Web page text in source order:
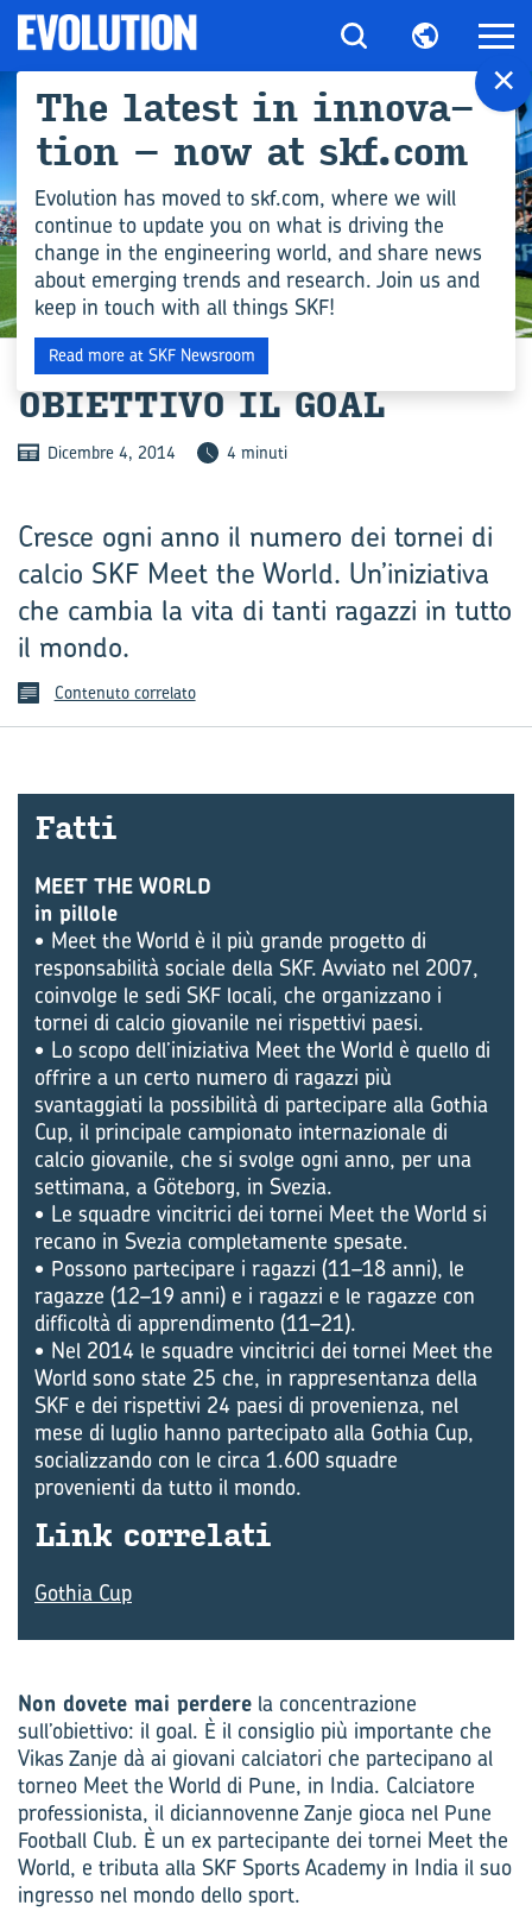
INDUSTRIA
OBIET­TI­VO IL GOAL
Dicembre 4, 2014 4 minuti
Cresce ogni anno il numero dei tornei di
calcio SKF Meet the World. Un’iniziativa
che cambia la vita di tanti ragazzi in tutto
il mondo.
Contenuto correlato
Fatti
MEET THE WORLD
in pillole
• Meet the World è il più grande progetto di
responsabilità sociale della SKF. Avviato nel 2007,
coinvolge le sedi SKF locali, che organizzano i
tornei di calcio giovanile nei rispettivi paesi.
• Lo scopo dell’iniziativa Meet the World è quello di
offrire a un certo numero di ragazzi più
svantaggiati la possibilità di partecipare alla Gothia
Cup, il principale campionato internazionale di
calcio giovanile, che si svolge ogni anno, per una
settimana, a Göteborg, in Svezia.
• Le squadre vincitrici dei tornei Meet the World si
recano in Svezia completamente spesate.
• Possono partecipare i ragazzi (11–18 anni), le
ragazze (12–19 anni) e i ragazzi e le ragazze con
difficoltà di apprendimento (11–21).
• Nel 2014 le squadre vincitrici dei tornei Meet the
World sono state 25 che, in rappresentanza della
SKF e dei rispettivi 24 paesi di provenienza, nel
mese di luglio hanno partecipato alla Gothia Cup,
socializzando con le circa 1.600 squadre
provenienti da tutto il mondo.
Link cor­re­la­ti
Gothia Cup
Non dovete mai perdere la concentrazione
sull’obiettivo: il goal. È il consiglio più importante che
Vikas Zanje dà ai giovani calciatori che partecipano al
torneo Meet the World di Pune, in India. Calciatore
professionista, il diciannovenne Zanje gioca nel Pune
Football Club. È un ex partecipante dei tornei Meet the
World, e tributa alla SKF Sports Academy in India il suo
ingresso nel mondo dello sport.
×
The la­te­st in in­no­va­
tion – now at skf.com
Evolution has moved to skf.com, where we will
continue to update you on what is driving the
change in the engineering world, and share news
about emerging trends and research. Join us and
keep in touch with all things SKF!
Read more at SKF Newsroom